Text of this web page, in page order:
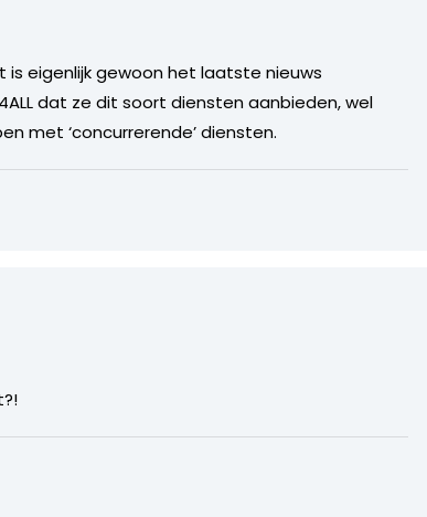
is eigenlijk gewoon het laatste nieuws
dat ze dit soort diensten aanbieden, wel
met ‘concurrerende’ diensten.